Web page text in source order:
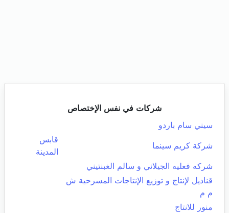
شركات في نفس الإختصاص
سيني سام باردو
شركة كريم سينما
قابس
المدينة
شركه فعليه الجيلاني و سالم الغبنتيني
قناديل لإنتاج و توزيع الإنتاجات المسرحية ش
م م
منور للانتاج